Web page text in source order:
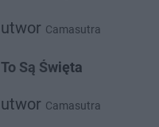
utwor Camasutra
To Są Święta
utwor Camasutra